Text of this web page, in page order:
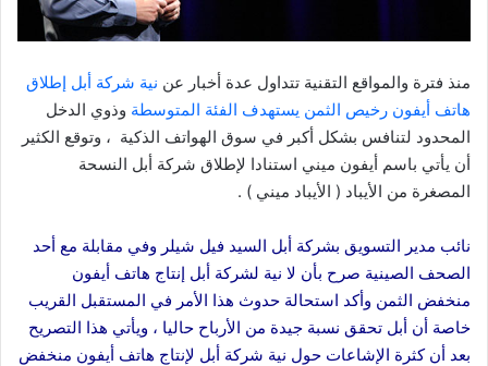
منذ فترة والمواقع التقنية تتداول عدة أخبار عن نية شركة أبل إطلاق
هاتف أيفون رخيص الثمن يستهدف الفئة المتوسطة وذوي الدخل
المحدود لتنافس بشكل أكبر في سوق الهواتف الذكية ، وتوقع الكثير
أن يأتي باسم أيفون ميني استنادا لإطلاق شركة أبل النسحة
المصغرة من الأيباد ( الأيباد ميني ) .
نائب مدير التسويق بشركة أبل السيد فيل شيلر وفي مقابلة مع أحد
الصحف الصينية صرح بأن لا نية لشركة أبل إنتاج هاتف أيفون
منخفض الثمن وأكد استحالة حدوث هذا الأمر في المستقبل القريب
خاصة أن أبل تحقق نسبة جيدة من الأرباح حاليا ، ويأتي هذا التصريح
بعد أن كثرة الإشاعات حول نية شركة أبل لإنتاج هاتف أيفون منخفض